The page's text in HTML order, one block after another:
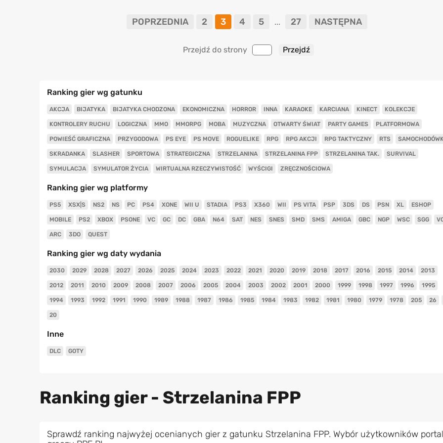
POPRZEDNIA 2 3 4 5 ... 27 NASTĘPNA
Przejdź do strony
Ranking gier wg gatunku
AKCJA BIJATYKA BIJATYKA CHODZONA EKONOMICZNA HORROR INNA KARAOKE KARCIANA KINECT KOLEKCJE
KONTROLERY RUCHU LOGICZNA MMO MMORPG MOBA MUZYCZNA OTWARTY ŚWIAT PARTY GAMES PLATFORMOWA
POWIEŚĆ GRAFICZNA PRZYGODOWA PS EYE PS MOVE ROGUELIKE RPG RPG AKCJI RPG TAKTYCZNY RTS
SKRADANKA SLASHER SPORTOWA STRATEGICZNA STRZELANINA STRZELANINA FPP STRZELANINA TAK. SURVIVAL
SYMULACJA SYMULATOR ŻYCIA WIRTUALNA RZECZYWISTOŚĆ WYŚCIGI ZRĘCZNOŚCIOWA
Ranking gier wg platformy
PS5 XSX|S NS2 NS PC PS4 XONE WII U STADIA PS3 X360 WII PS VITA PSP 3DS DS PSN XL ESHOP
MOBILE PS2 XBOX PSONE VC GC DC GBA N64 SAT NES SNES SMD SMS AMIGA GBC NGP WSC SGG
ARC 3DO QUEST
Ranking gier wg daty wydania
2030 2029 2028 2027 2026 2025 2024 2023 2022 2021 2020 2019 2018 2017 2016 2015 2014 2013
2012 2011 2010 2009 2008 2007 2006 2005 2004 2003 2002 2001 2000 1999 1998 1997 1996 1995
1994 1993 1992 1991 1990 1989 1988 1987 1986 1985 1984 1983 1982 1981 1980 1979 1978 205 26
20
Inne
DLC GOTY
Ranking gier - Strzelanina FPP
Sprawdź ranking najwyżej ocenianych gier z gatunku Strzelanina FPP. Wybór użytkowników